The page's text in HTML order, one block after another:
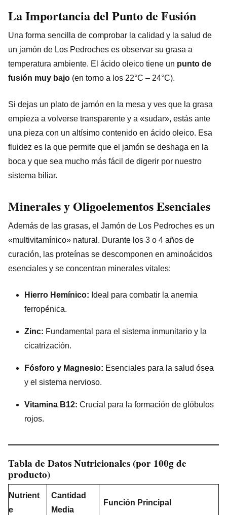
La Importancia del Punto de Fusión
Una forma sencilla de comprobar la calidad y la salud de
un jamón de Los Pedroches es observar su grasa a
temperatura ambiente. El ácido oleico tiene un punto de
fusión muy bajo (en torno a los 22°C – 24°C).
Si dejas un plato de jamón en la mesa y ves que la grasa
empieza a volverse transparente y a «sudar», estás ante
una pieza con un altísimo contenido en ácido oleico. Esa
fluidez es la que permite que el jamón se deshaga en la
boca y que sea mucho más fácil de digerir por nuestro
sistema biliar.
Minerales y Oligoelementos Esenciales
Además de las grasas, el Jamón de Los Pedroches es un
«multivitamínico» natural. Durante los 3 o 4 años de
curación, las proteínas se descomponen en aminoácidos
esenciales y se concentran minerales vitales:
Hierro Hemínico: Ideal para combatir la anemia
ferropénica.
Zinc: Fundamental para el sistema inmunitario y la
cicatrización.
Fósforo y Magnesio: Esenciales para la salud ósea
y el sistema nervioso.
Vitamina B12: Crucial para la formación de glóbulos
rojos.
Tabla de Datos Nutricionales (por 100g de
producto)
Nutrient
e
Cantidad
Media
Función Principal